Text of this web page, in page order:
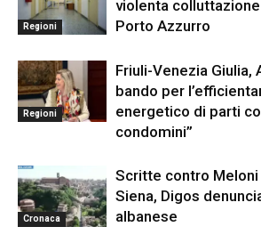
Regioni
violenta
Porto Azzurro
Regioni
Friuli-Venezia Giulia,
bando per
energetico di parti
condomini”
Cronaca
Scritte contro
Siena, Digos
albanese